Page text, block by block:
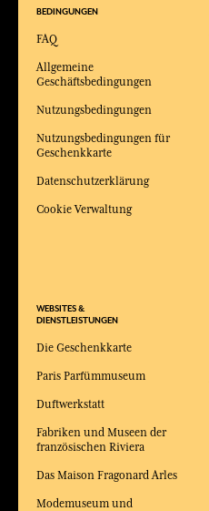
BEDINGUNGEN
FAQ
Allgemeine
Geschäftsbedingungen
Nutzungsbedingungen
Nutzungsbedingungen für
Geschenkkarte
Datenschutzerklärung
Cookie Verwaltung
WEBSITES &
DIENSTLEISTUNGEN
Die Geschenkkarte
Paris Parfümmuseum
Duftwerkstatt
Fabriken und Museen der
französischen Riviera
Das Maison Fragonard Arles
Modemuseum und